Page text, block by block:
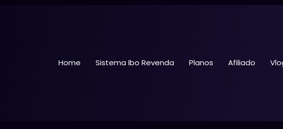
Home Sistema Ibo Revenda Planos Afiliado